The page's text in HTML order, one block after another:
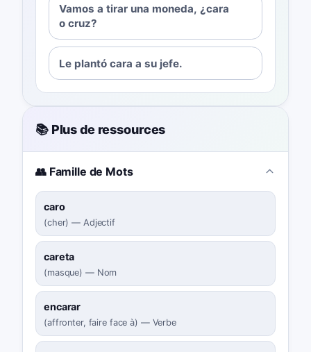
Vamos a tirar una moneda, ¿cara
o cruz?
Le plantó cara a su jefe.
📚 Plus de ressources
👥 Famille de Mots
caro
(cher) — Adjectif
careta
(masque) — Nom
encarar
(affronter, faire face à) — Verbe